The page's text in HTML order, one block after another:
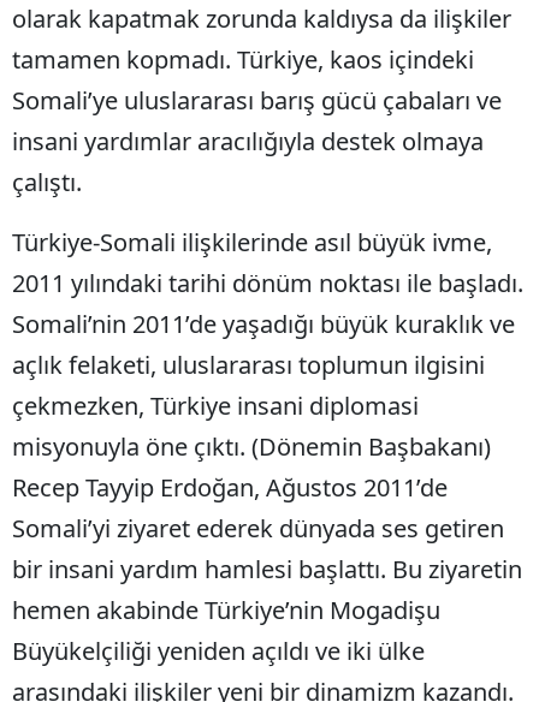
olarak kapatmak zorunda kaldıysa da ilişkiler
tamamen kopmadı. Türkiye, kaos içindeki
Somali’ye uluslararası barış gücü çabaları ve
insani yardımlar aracılığıyla destek olmaya
çalıştı.
Türkiye-Somali ilişkilerinde asıl büyük ivme,
2011 yılındaki tarihi dönüm noktası ile başladı.
Somali’nin 2011’de yaşadığı büyük kuraklık ve
açlık felaketi, uluslararası toplumun ilgisini
çekmezken, Türkiye insani diplomasi
misyonuyla öne çıktı. (Dönemin Başbakanı)
Recep Tayyip Erdoğan, Ağustos 2011’de
Somali’yi ziyaret ederek dünyada ses getiren
bir insani yardım hamlesi başlattı. Bu ziyaretin
hemen akabinde Türkiye’nin Mogadişu
Büyükelçiliği yeniden açıldı ve iki ülke
arasındaki ilişkiler yeni bir dinamizm kazandı.